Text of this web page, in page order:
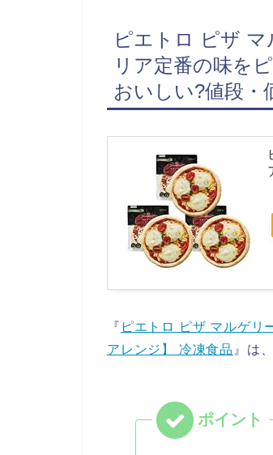
ピエトロ ピザ
リア定番の味を
おいしい?値段・
『 ピエトロ ピザ マルゲリ
アレンジ】 冷凍食品 』は